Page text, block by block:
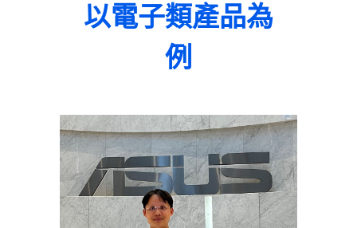
以電子類產品為
例